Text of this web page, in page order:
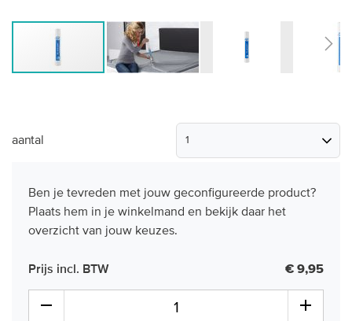
aantal
Ben je tevreden met jouw geconfigureerde product?
Plaats hem in je winkelmand en bekijk daar het
overzicht van jouw keuzes.
Prijs incl. BTW € 9,95